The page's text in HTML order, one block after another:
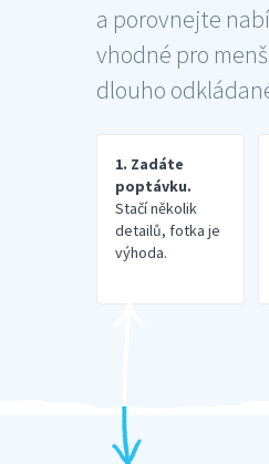
a porovnejte
vhodné pro
dlouho
1. Zadáte
poptávku.
Stačí několik
detailů, fotka je
výhoda.